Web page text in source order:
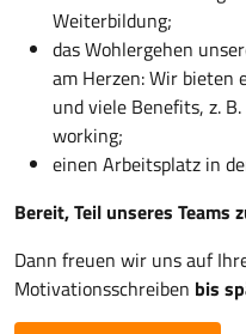
Weiterbildung;
das Wohlergehen
am Herzen: Wir bieten
und viele Benefits, z.
working;
einen Arbeitsplatz in
Bereit, Teil unseres Teams
Dann freuen wir uns auf
Motivationsschreiben bis